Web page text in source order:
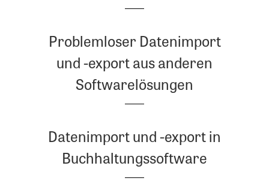
Problemloser Datenimport
und -export aus anderen
Softwarelösungen
Datenimport und -export in
Buchhaltungssoftware